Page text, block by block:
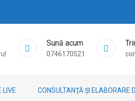
Sună acum
0746170521
LIVE CONSULTANŢĂ ȘI ELABORARE